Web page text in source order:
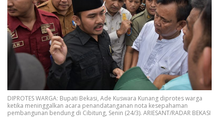
DIPROTES WARGA: Bupati Bekasi, Ade Kuswara Kunang diprotes warga
ketika meninggalkan acara penandatanganan nota kesepahaman
pembangunan bendung di Cibitung, Senin (24/3). ARIESANT/RADAR BEKASI